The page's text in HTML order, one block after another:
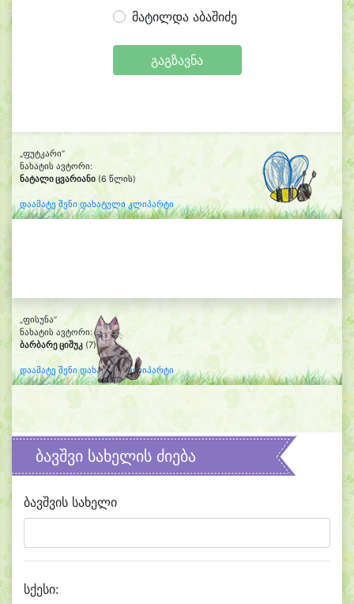
მატილდა აბაშიძე
გაგზავნა
„ფუტკარი“
ნახატის ავტორი:
ნატალი ცვარიანი (6 წლის)
დაამატე შენი დახატული კლიპარტი
„ფისუნა“
ნახატის ავტორი:
ბარბარე ციშუკ (7)
დაამატე შენი დახატული კლიპარტი
ბავშვი სახელის ძიება
ბავშვის სახელი
სქესი: